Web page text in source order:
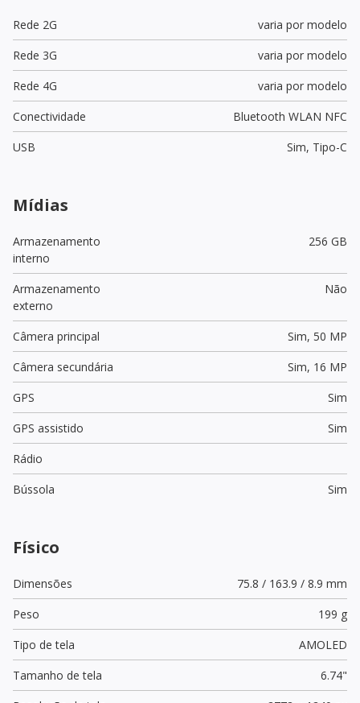
Rede 2G
varia por modelo
Rede 3G
varia por modelo
Rede 4G
varia por modelo
Conectividade
Bluetooth WLAN NFC
USB
Sim, Tipo-C
Mídias
Armazenamento
interno
256 GB
Armazenamento
externo
Não
Câmera principal Sim, 50 MP
Câmera secundária
Sim, 16 MP
GPS
Sim
GPS assistido
Sim
Rádio
Bússola
Sim
Físico
Dimensões
75.8 / 163.9 / 8.9 mm
Peso
199 g
Tipo de tela
AMOLED
Tamanho de tela
6.74"